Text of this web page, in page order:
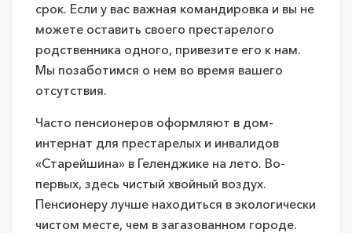
срок. Если у вас важная командировка и вы не
можете оставить своего престарелого
родственника одного, привезите его к нам.
Мы позаботимся о нем во время вашего
отсутствия.
Часто пенсионеров оформляют в дом-
интернат для престарелых и инвалидов
«Старейшина» в Геленджике на лето. Во-
первых, здесь чистый хвойный воздух.
Пенсионеру лучше находиться в экологически
чистом месте, чем в загазованном городе.